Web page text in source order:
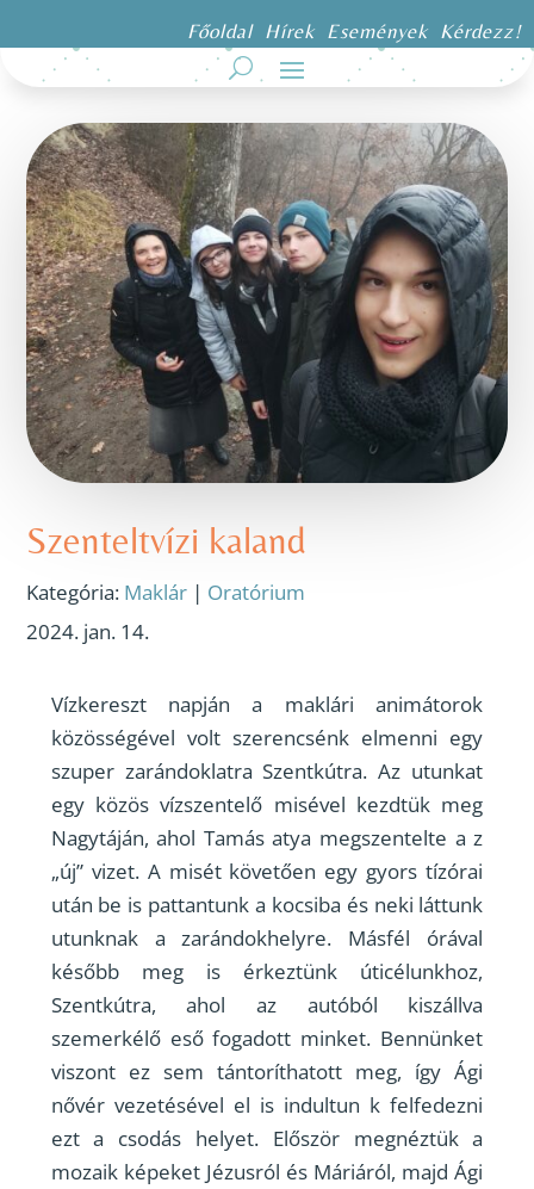
Főoldal Hírek Események Kérdezz!
Szenteltvízi kaland
Kategória: Maklár | Oratórium
2024. jan. 14.
Vízkereszt napján a maklári animátorok
közösségével volt szerencsénk elmenni egy
szuper zarándoklatra Szentkútra. Az utunkat
egy közös vízszentelő misével kezdtük meg
Nagytáján, ahol Tamás atya megszentelte a z
„új” vizet. A misét követően egy gyors tízórai
után be is pattantunk a kocsiba és neki láttunk
utunknak a zarándokhelyre. Másfél órával
később meg is érkeztünk úticélunkhoz,
Szentkútra, ahol az autóból kiszállva
szemerkélő eső fogadott minket. Bennünket
viszont ez sem tántoríthatott meg, így Ági
nővér vezetésével el is indultun k felfedezni
ezt a csodás helyet. Először megnéztük a
mozaik képeket Jézusról és Máriáról, majd Ági